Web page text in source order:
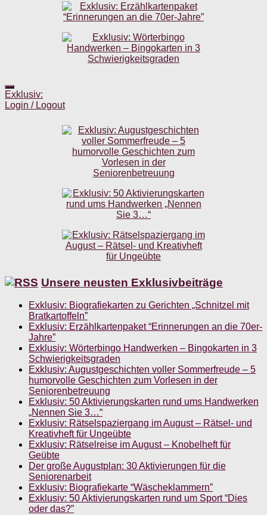
Exklusiv:
Login / Logout
Unsere neusten Exklusivbeiträge
Exklusiv: Biografiekarten zu Gerichten „Schnitzel mit
Bratkartoffeln”
Exklusiv: Erzählkartenpaket “Erinnerungen an die 70er-
Jahre”
Exklusiv: Wörterbingo Handwerken – Bingokarten in 3
Schwierigkeitsgraden
Exklusiv: Augustgeschichten voller Sommerfreude – 5
humorvolle Geschichten zum Vorlesen in der
Seniorenbetreuung
Exklusiv: 50 Aktivierungskarten rund ums Handwerken
„Nennen Sie 3…“
Exklusiv: Rätselspaziergang im August – Rätsel- und
Kreativheft für Ungeübte
Exklusiv: Rätselreise im August – Knobelheft für
Geübte
Der große Augustplan: 30 Aktivierungen für die
Seniorenarbeit
Exklusiv: Biografiekarte “Wäscheklammern”
Exklusiv: 50 Aktivierungskarten rund um Sport “Dies
oder das?”